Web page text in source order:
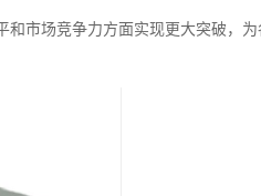
市场竞争力方面实现更大突破，